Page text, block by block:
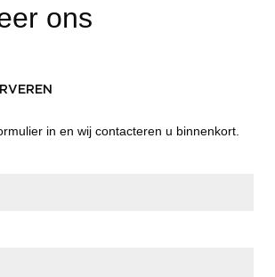
ons
in en wij contacteren u binnenkort.